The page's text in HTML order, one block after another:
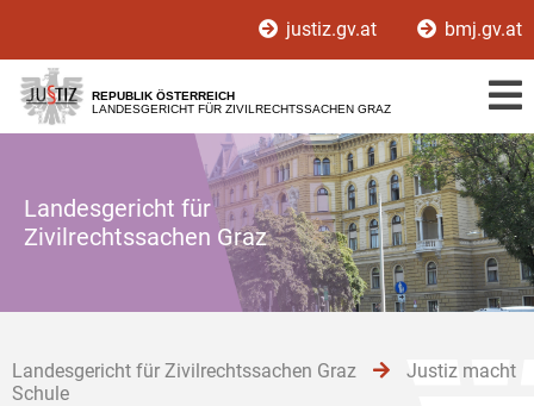
[1]
[2]
[3]
justiz.gv.at bmj.gv.at
REPUBLIK ÖSTERREICH
LANDESGERICHT FÜR ZIVILRECHTSSACHEN GRAZ
Landesgericht für
Zivilrechtssachen Graz
Landesgericht für Zivilrechtssachen Graz
Justiz macht
Schule